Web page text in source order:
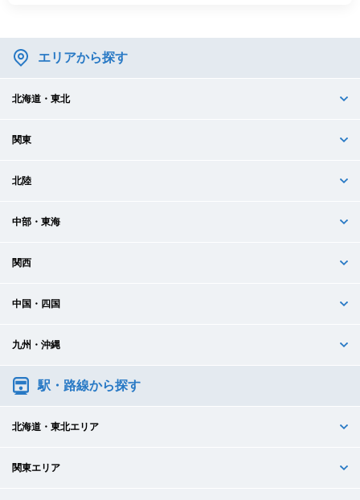
エリアから探す
北海道・東北
関東
北陸
中部・東海
関西
中国・四国
九州・沖縄
駅・路線から探す
北海道・東北エリア
関東エリア